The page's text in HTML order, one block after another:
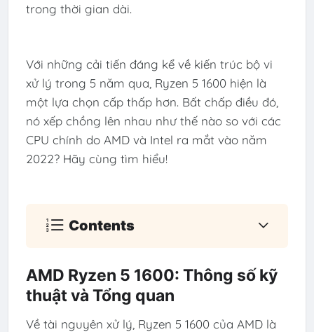
trong thời gian dài.
Với những cải tiến đáng kể về kiến ​​trúc bộ vi
xử lý trong 5 năm qua, Ryzen 5 1600 hiện là
một lựa chọn cấp thấp hơn. Bất chấp điều đó,
nó xếp chồng lên nhau như thế nào so với các
CPU chính do AMD và Intel ra mắt vào năm
2022? Hãy cùng tìm hiểu!
Contents
AMD Ryzen 5 1600: Thông số kỹ
thuật và Tổng quan
Về tài nguyên xử lý, Ryzen 5 1600 của AMD là